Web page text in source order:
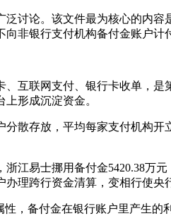
泛讨论。该文件最为核心的内
非银行支付机构备付金账户计
联网支付、银行卡收单，是
形成沉淀资金。
存放，平均每家支付机构开
易士挪用备付金5420.38万
理跨行资金清算，变相行使央
备付金在银行账户里产生的